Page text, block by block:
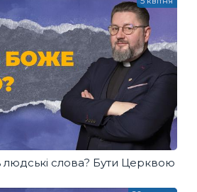
людські слова? Бути Церквою